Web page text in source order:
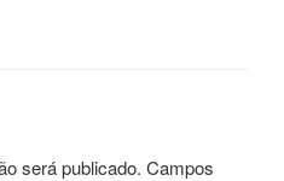
será publicado. Campos